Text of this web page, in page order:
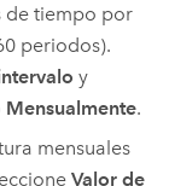
de tiempo por
periodos).
y
Mensualmente.
mensuales
Valor de